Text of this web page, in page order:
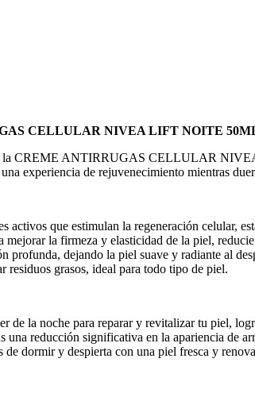
CELLULAR NIVEA LIFT NOITE
la CREME ANTIRRUGAS CELLULAR
experiencia de rejuvenecimiento mientras
activos que estimulan la regeneración celular,
mejorar la firmeza y elasticidad de la piel,
profunda, dejando la piel suave y radiante al
residuos grasos, ideal para todo tipo de piel.
de la noche para reparar y revitalizar tu piel,
una reducción significativa en la apariencia de
de dormir y despierta con una piel fresca y